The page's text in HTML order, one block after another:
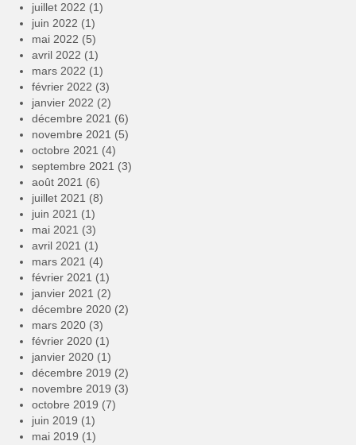
juillet 2022 (1)
juin 2022 (1)
mai 2022 (5)
avril 2022 (1)
mars 2022 (1)
février 2022 (3)
janvier 2022 (2)
décembre 2021 (6)
novembre 2021 (5)
octobre 2021 (4)
septembre 2021 (3)
août 2021 (6)
juillet 2021 (8)
juin 2021 (1)
mai 2021 (3)
avril 2021 (1)
mars 2021 (4)
février 2021 (1)
janvier 2021 (2)
décembre 2020 (2)
mars 2020 (3)
février 2020 (1)
janvier 2020 (1)
décembre 2019 (2)
novembre 2019 (3)
octobre 2019 (7)
juin 2019 (1)
mai 2019 (1)